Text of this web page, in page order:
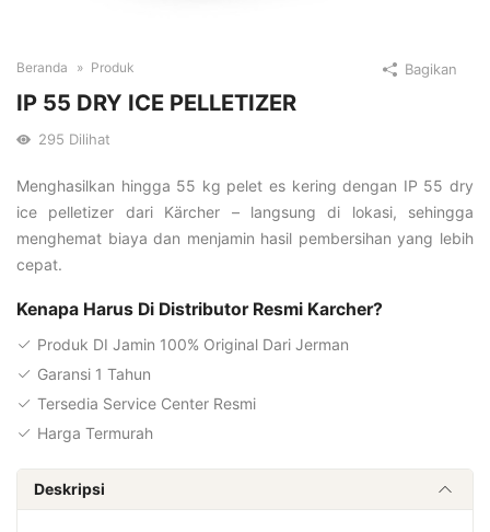
Beranda Produk
IP 55 DRY ICE PELLETIZER
295 Dilihat
Menghasilkan hingga 55 kg pelet es kering dengan IP 55 dry
ice pelletizer dari Kärcher – langsung di lokasi, sehingga
menghemat biaya dan menjamin hasil pembersihan yang lebih
cepat.
Kenapa Harus Di Distributor Resmi Karcher?
Produk DI Jamin 100% Original Dari Jerman
Garansi 1 Tahun
Tersedia Service Center Resmi
Harga Termurah
Bagikan
Deskripsi